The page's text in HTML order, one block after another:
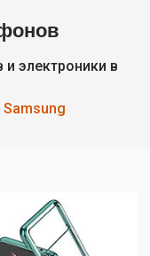
электроники в